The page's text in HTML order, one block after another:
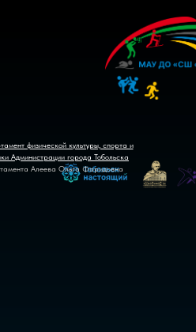
физической культуры, спорта и
Администрации города Тобольска
Алеева Ольга Фаридовна